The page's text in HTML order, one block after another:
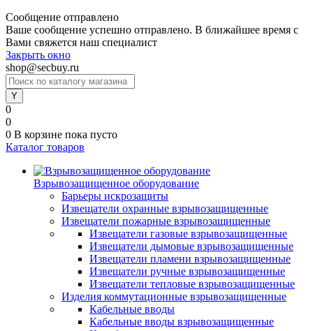
Сообщение отправлено
Ваше сообщение успешно отправлено. В ближайшее время с
Вами свяжется наш специалист
Закрыть окно
shop@secbuy.ru
0
0
0 В корзине пока пусто
Каталог товаров
Взрывозащищенное оборудование
Барьеры искрозащиты
Извещатели охранные взрывозащищенные
Извещатели пожарные взрывозащищенные
Извещатели газовые взрывозащищенные
Извещатели дымовые взрывозащищенные
Извещатели пламени взрывозащищенные
Извещатели ручные взрывозащищенные
Извещатели тепловые взрывозащищенные
Изделия коммутационные взрывозащищенные
Кабельные вводы
Кабельные вводы взрывозащищенные